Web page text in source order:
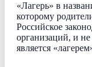
«Лагерь» в
которому
Российское
организаций, и
является